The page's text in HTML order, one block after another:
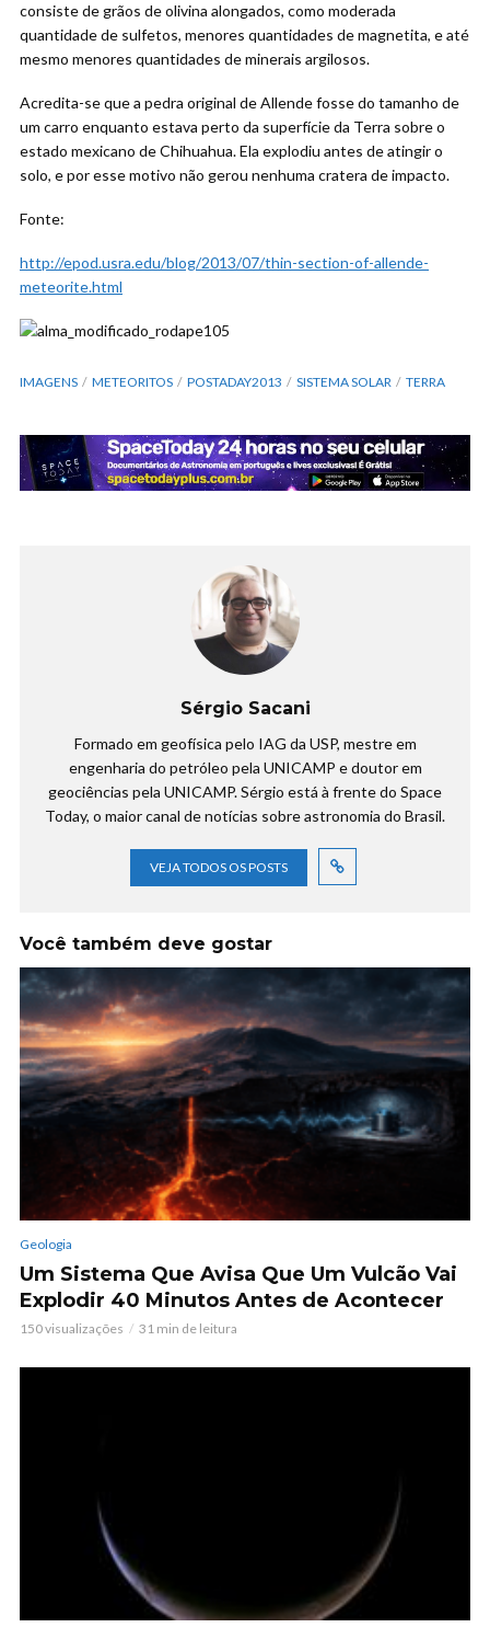
consiste de grãos de olivina alongados, como moderada
quantidade de sulfetos, menores quantidades de magnetita, e até
mesmo menores quantidades de minerais argilosos.
Acredita-se que a pedra original de Allende fosse do tamanho de
um carro enquanto estava perto da superfície da Terra sobre o
estado mexicano de Chihuahua. Ela explodiu antes de atingir o
solo, e por esse motivo não gerou nenhuma cratera de impacto.
Fonte:
http://epod.usra.edu/blog/2013/07/thin-section-of-allende-
meteorite.html
IMAGENS METEORITOS POSTADAY2013 SISTEMA SOLAR TERRA
Sérgio Sacani
Formado em geofísica pelo IAG da USP, mestre em
engenharia do petróleo pela UNICAMP e doutor em
geociências pela UNICAMP. Sérgio está à frente do Space
Today, o maior canal de notícias sobre astronomia do Brasil.
VEJA TODOS OS POSTS
Você também deve gostar
Geologia
Um Sistema Que Avisa Que Um Vulcão Vai
Explodir 40 Minutos Antes de Acontecer
150 visualizações 31 min de leitura